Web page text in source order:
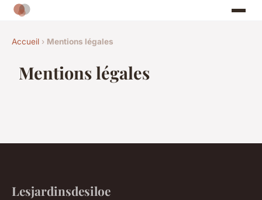
Accueil › Mentions légales
Mentions légales
Lesjardinsdesiloe